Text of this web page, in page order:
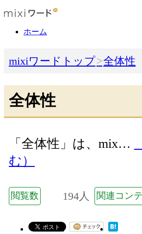
ホーム
mixiワードトップ 全体性
全体性
「全体性」は、mix…
む）
閲覧数 194人 関連コン